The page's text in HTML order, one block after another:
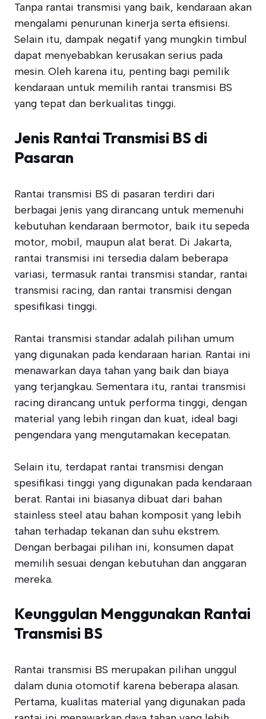
Tanpa rantai transmisi yang baik, kendaraan akan
mengalami penurunan kinerja serta efisiensi.
Selain itu, dampak negatif yang mungkin timbul
dapat menyebabkan kerusakan serius pada
mesin. Oleh karena itu, penting bagi pemilik
kendaraan untuk memilih rantai transmisi BS
yang tepat dan berkualitas tinggi.
Jenis Rantai Transmisi BS di
Pasaran
Rantai transmisi BS di pasaran terdiri dari
berbagai jenis yang dirancang untuk memenuhi
kebutuhan kendaraan bermotor, baik itu sepeda
motor, mobil, maupun alat berat. Di Jakarta,
rantai transmisi ini tersedia dalam beberapa
variasi, termasuk rantai transmisi standar, rantai
transmisi racing, dan rantai transmisi dengan
spesifikasi tinggi.
Rantai transmisi standar adalah pilihan umum
yang digunakan pada kendaraan harian. Rantai ini
menawarkan daya tahan yang baik dan biaya
yang terjangkau. Sementara itu, rantai transmisi
racing dirancang untuk performa tinggi, dengan
material yang lebih ringan dan kuat, ideal bagi
pengendara yang mengutamakan kecepatan.
Selain itu, terdapat rantai transmisi dengan
spesifikasi tinggi yang digunakan pada kendaraan
berat. Rantai ini biasanya dibuat dari bahan
stainless steel atau bahan komposit yang lebih
tahan terhadap tekanan dan suhu ekstrem.
Dengan berbagai pilihan ini, konsumen dapat
memilih sesuai dengan kebutuhan dan anggaran
mereka.
Keunggulan Menggunakan Rantai
Transmisi BS
Rantai transmisi BS merupakan pilihan unggul
dalam dunia otomotif karena beberapa alasan.
Pertama, kualitas material yang digunakan pada